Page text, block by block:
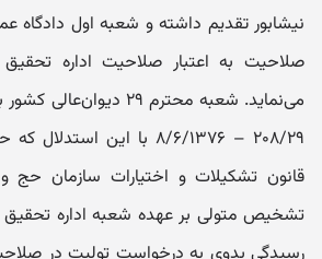
نیشابور تقدیم داشته و شعبه اول دادگاه
صلاحیت به اعتبار صلاحیت اداره
می‌نماید. شعبه محترم ۲۹
قانون تشکیلات و اختیارات سازمان حج
تشخیص متولی بر عهده شعبه اداره تحقیق